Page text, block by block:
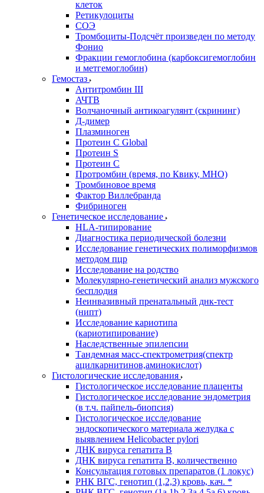
клеток
Ретикулоциты
СОЭ
Тромбоциты-Подсчёт произведен по методу
Фонио
Фракции гемоглобина (карбоксигемоглобин
и метгемоглобин)
Гемостаз
Антитромбин III
АЧТВ
Волчаночный антикоагулянт (скрининг)
Д-димер
Плазминоген
Протеин C Global
Протеин S
Протеин С
Протромбин (время, по Квику, МНО)
Тромбиновое время
Фактор Виллебранда
Фибриноген
Генетическое исследование
HLA-типирование
Диагностика периодической болезни
Исследование генетических полиморфизмов
методом пцр
Исследование на родство
Молекулярно-генетический анализ мужского
бесплодия
Неинвазивный пренатальный днк-тест
(нипт)
Исследование кариотипа
(кариотипирование)
Наследственные эпилепсии
Тандемная масс-спектрометрия(спектр
ацилкарнитинов,аминокислот)
Гистологические исследования
Гистологическое исследование плаценты
Гистологическое исследование эндометрия
(в т.ч. пайпель-биопсия)
Гистологическое исследование
эндоскопического материала желудка с
выявлением Helicobacter pylori
ДНК вируса гепатита B
ДНК вируса гепатита B, количественно
Консультация готовых препаратов (1 локус)
РНК ВГC, генотип (1,2,3) кровь, кач. *